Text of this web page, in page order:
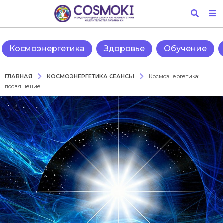
Космоэнергетика Здоровье Обучение
ГЛАВНАЯ КОСМОЭНЕРГЕТИКА СЕАНСЫ
Космоэнергетика:
посвящение